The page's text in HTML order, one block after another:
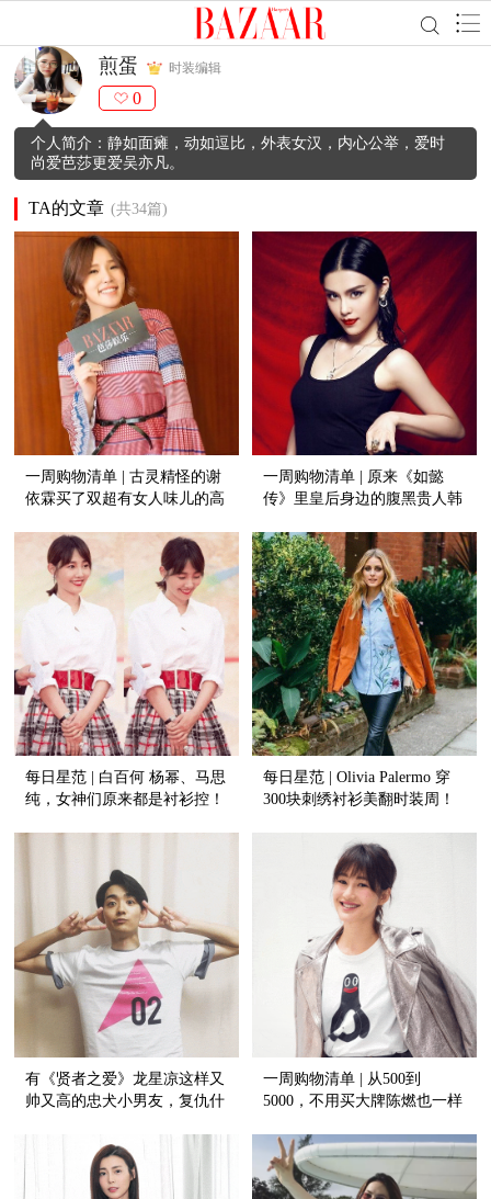
煎蛋 时装编辑
0
个人简介：静如面瘫，动如逗比，外表女汉，内心公举，爱时
尚爱芭莎更爱吴亦凡。
TA的文章 (共34篇)
一周购物清单 | 古灵精怪的谢
依霖买了双超有女人味儿的高
一周购物清单 | 原来《如懿
传》里皇后身边的腹黑贵人韩
每日星范 | 白百何 杨幂、马思
纯，女神们原来都是衬衫控！
每日星范 | Olivia Palermo 穿
300块刺绣衬衫美翻时装周！
有《贤者之爱》龙星凉这样又
帅又高的忠犬小男友，复仇什
一周购物清单 | 从500到
5000，不用买大牌陈燃也一样